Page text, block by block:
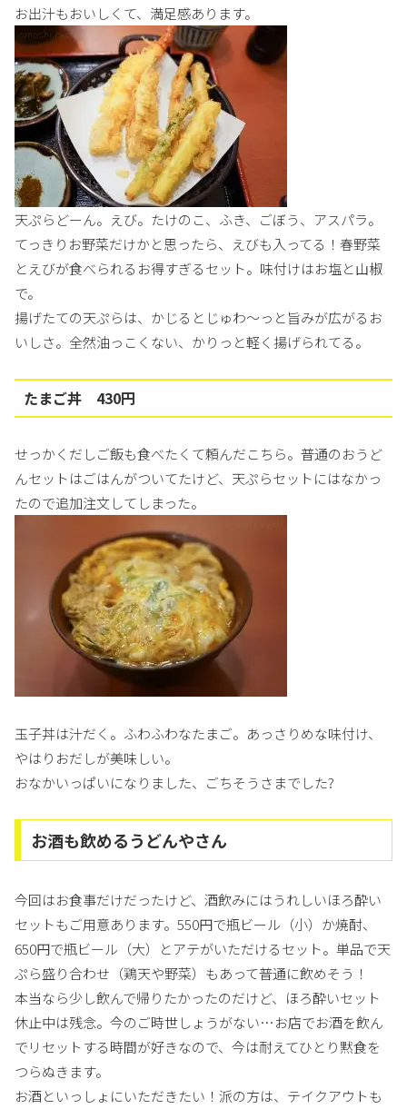
お出汁もおいしくて、満足感あります。
天ぷらどーん。えび。たけのこ、ふき、ごぼう、アスパラ。
てっきりお野菜だけかと思ったら、えびも入ってる！春野菜
とえびが食べられるお得すぎるセット。味付けはお塩と山椒
で。
揚げたての天ぷらは、かじるとじゅわ〜っと旨みが広がるお
いしさ。全然油っこくない、かりっと軽く揚げられてる。
たまご丼 430円
せっかくだしご飯も食べたくて頼んだこちら。普通のおうど
んセットはごはんがついてたけど、天ぷらセットにはなかっ
たので追加注文してしまった。
玉子丼は汁だく。ふわふわなたまご。あっさりめな味付け、
やはりおだしが美味しい。
おなかいっぱいになりました、ごちそうさまでした?
お酒も飲めるうどんやさん
今回はお食事だけだったけど、酒飲みにはうれしいほろ酔い
セットもご用意あります。550円で瓶ビール（小）か焼酎、
650円で瓶ビール（大）とアテがいただけるセット。単品で天
ぷら盛り合わせ（鶏天や野菜）もあって普通に飲めそう！
本当なら少し飲んで帰りたかったのだけど、ほろ酔いセット
休止中は残念。今のご時世しょうがない…お店でお酒を飲ん
でリセットする時間が好きなので、今は耐えてひとり黙食を
つらぬきます。
お酒といっしょにいただきたい！派の方は、テイクアウトも